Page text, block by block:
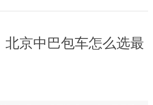
北京中巴包车怎么选最